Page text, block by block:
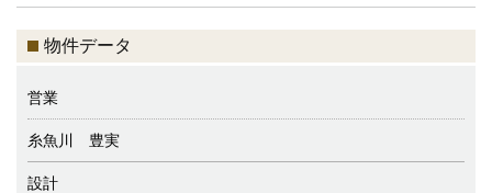
物件データ
営業
糸魚川 豊実
設計